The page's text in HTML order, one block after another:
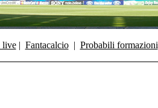
live| Fantacalcio| Probabili formazioni